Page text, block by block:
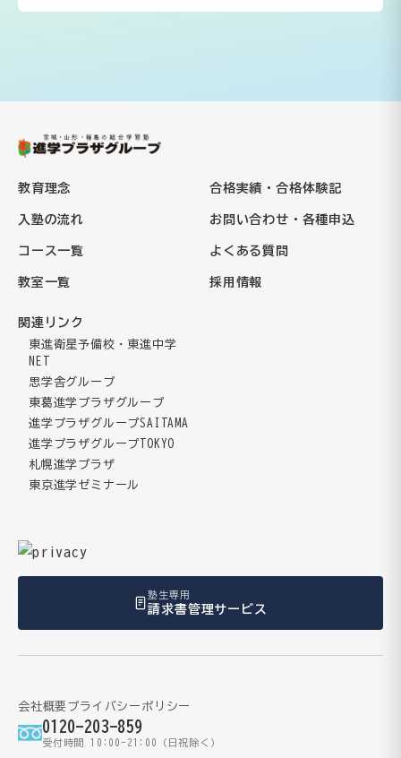
教育理念
入塾の流れ
コース一覧
教室一覧
合格実績・合格体験記
お問い合わせ・各種申込
よくある質問
採用情報
関連リンク
東進衛星予備校・東進中学
NET
思学舎グループ
東葛進学プラザグループ
進学プラザグループSAITAMA
進学プラザグループTOKYO
札幌進学プラザ
東京進学ゼミナール
塾生専用
請求書管理サービス
会社概要プライバシーポリシー
0120-203-859
受付時間 10:00-21:00（日祝除く）